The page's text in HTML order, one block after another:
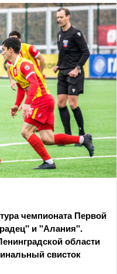
чемпионата Первой
и "Алания".
области
свисток